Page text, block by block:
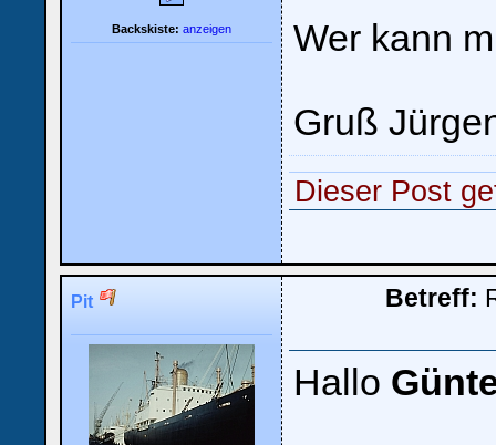
Backskiste: anzeigen Wer kann
Gruß
Dieser Post
Pit Betreff:
Hallo